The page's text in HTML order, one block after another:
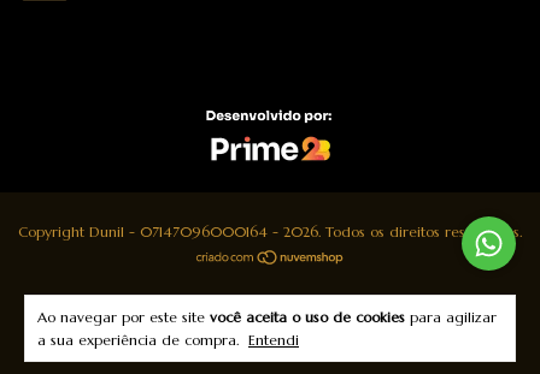
Ao navegar por este site você aceita o uso de cookies para agilizar
a sua experiência de compra. Entendi
Copyright Dunil - 07147096000164 - 2026. Todos os direitos reservados.